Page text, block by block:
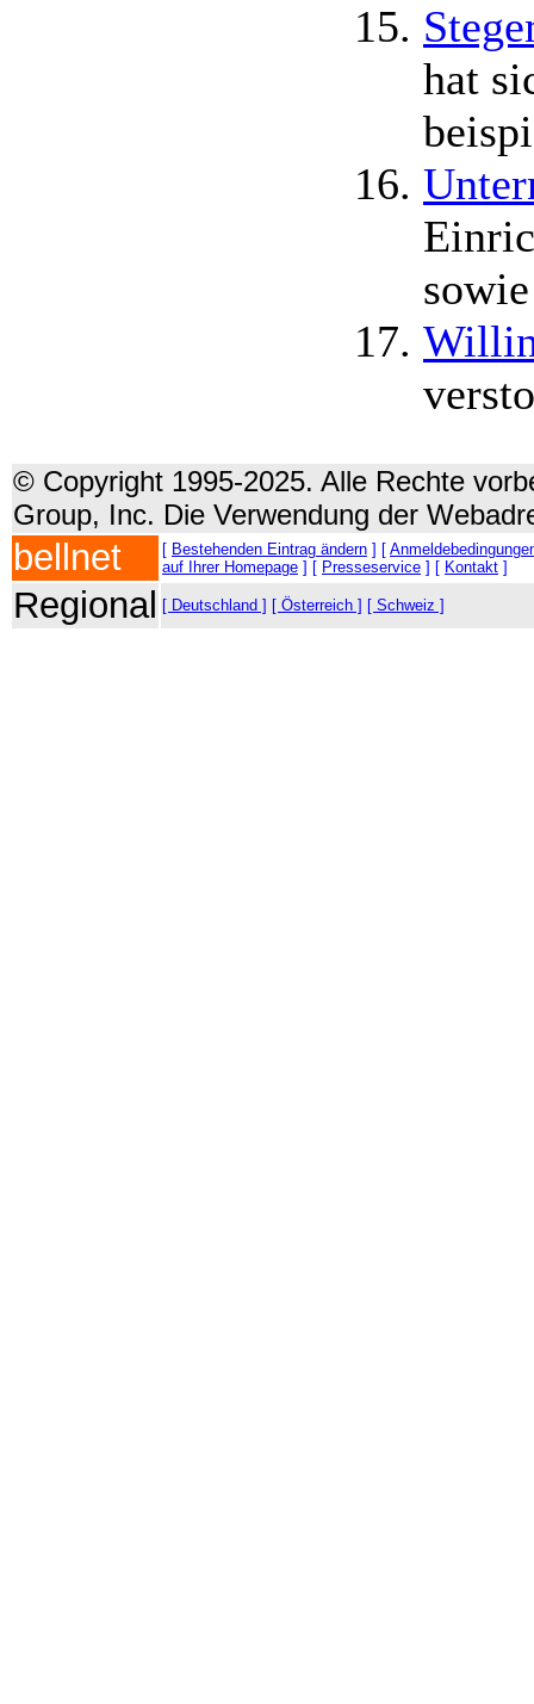
hat
© Copyright 1995-2025. Alle Rechte
Group, Inc. Die Verwendung der
bellnet [ Bestehenden Eintrag ändern ] [
auf Ihrer Homepage ] [ Presseservice ] [ Kontakt ]
Regional [ Deutschland ] [ Österreich ] [ Schweiz ]